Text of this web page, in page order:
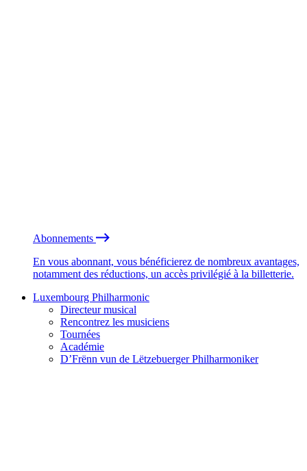
Abonnements
En vous abonnant, vous bénéficierez de nombreux avantages,
notamment des réductions, un accès privilégié à la billetterie.
Luxembourg Philharmonic
Directeur musical
Rencontrez les musiciens
Tournées
Académie
D’Frënn vun de Lëtzebuerger Philharmoniker